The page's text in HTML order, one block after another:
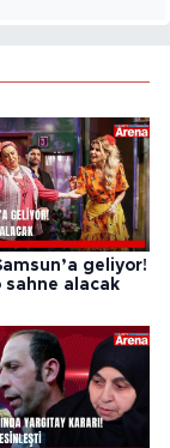
geliyor!
sahne alacak